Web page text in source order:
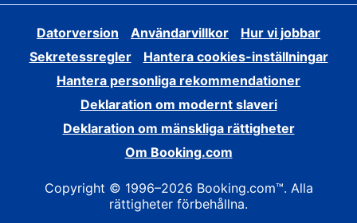
Datorversion Användarvillkor
Hur vi jobbar
Sekretessregler
Hantera cookies-inställningar
Hantera personliga rekommendationer
Deklaration om modernt slaveri
Deklaration om mänskliga rättigheter
Om Booking.com
Copyright © 1996–2026 Booking.com™. Alla
rättigheter förbehållna.